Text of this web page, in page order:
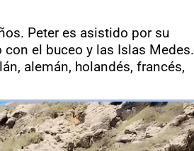
Peter es asistido por su
el buceo y las Islas Medes.
alemán, holandés, francés,